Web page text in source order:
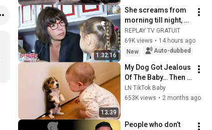
1:32:16
She screams from
morning till night,
her kids don't listen
to anyone anymore
👀
REPLAY TV GRATUIT
69K views • 14 hours ago
New
Auto-dubbed
13:39
My Dog Got Jealous
Of The Baby… Then
This Happened 😂🐶
LN TikTok Baby
653K views • 2 months ago
People who don’t